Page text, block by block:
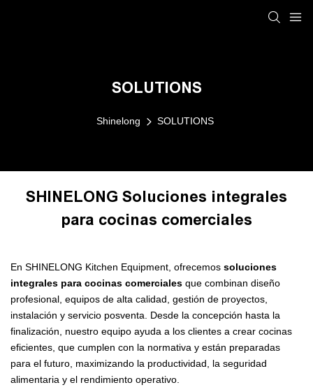
SOLUTIONS
Shinelong SOLUTIONS
SHINELONG Soluciones integrales
para cocinas comerciales
En SHINELONG Kitchen Equipment, ofrecemos soluciones
integrales para cocinas comerciales que combinan diseño
profesional, equipos de alta calidad, gestión de proyectos,
instalación y servicio posventa. Desde la concepción hasta la
finalización, nuestro equipo ayuda a los clientes a crear cocinas
eficientes, que cumplen con la normativa y están preparadas
para el futuro, maximizando la productividad, la seguridad
alimentaria y el rendimiento operativo.